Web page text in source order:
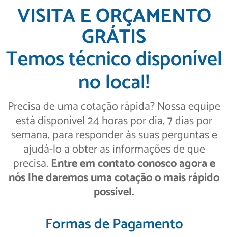
VISITA E ORÇAMENTO
GRÁTIS
Temos técnico disponível
no local!
Precisa de uma cotação rápida? Nossa equipe
está disponível 24 horas por dia, 7 dias por
semana, para responder às suas perguntas e
ajudá-lo a obter as informações de que
precisa. Entre em contato conosco agora e
nós lhe daremos uma cotação o mais rápido
possível.
Formas de Pagamento